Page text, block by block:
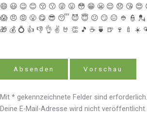
😄 😃 😉 😊 😚 😗 😜 😛 😳 😁 😬 😌 😞 😘 😍
😱 😠 😡 😤 😋 😎 😴 😈 😇 😕 😏 😑 👲 👮 💂
🎁 💰 💍 👍 👎 👌 ✌️ 🤘 👏 🎵 ☕️ 🍵 🍺 🍷 🍼 ☀️
Mit * gekennzeichnete Felder sind erforderlich.
Deine E-Mail-Adresse wird nicht veröffentlicht.